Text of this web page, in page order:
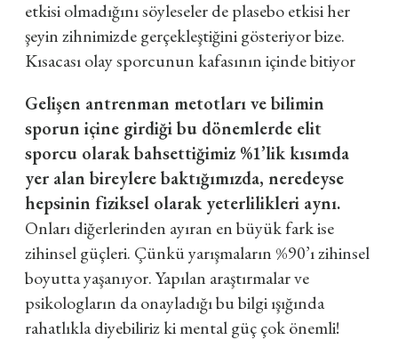
etkisi olmadığını söyleseler de plasebo etkisi her
şeyin zihnimizde gerçekleştiğini gösteriyor bize.
Kısacası olay sporcunun kafasının içinde bitiyor
Gelişen antrenman metotları ve bilimin
sporun içine girdiği bu dönemlerde elit
sporcu olarak bahsettiğimiz %1’lik kısımda
yer alan bireylere baktığımızda, neredeyse
hepsinin fiziksel olarak yeterlilikleri aynı.
Onları diğerlerinden ayıran en büyük fark ise
zihinsel güçleri. Çünkü yarışmaların %90’ı zihinsel
boyutta yaşanıyor. Yapılan araştırmalar ve
psikologların da onayladığı bu bilgi ışığında
rahatlıkla diyebiliriz ki mental güç çok önemli!